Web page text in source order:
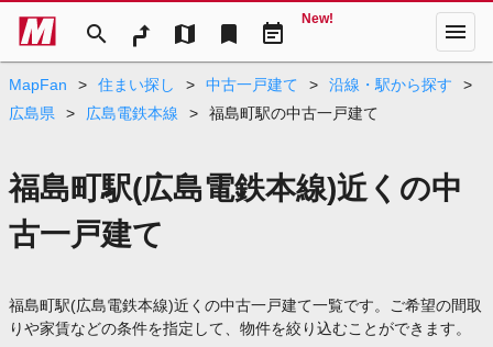
search map bookmark event_note
New! menu
MapFan > 住まい探し > 中古一戸建て > 沿線・駅から探す
>
広島県
> 広島電鉄本線 > 福島町駅の中古一戸建て
福島町駅(広島電鉄本線)近くの中
古一戸建て
福島町駅(広島電鉄本線)近くの中古一戸建て一覧です。ご希望の間取
りや家賃などの条件を指定して、物件を絞り込むことができます。